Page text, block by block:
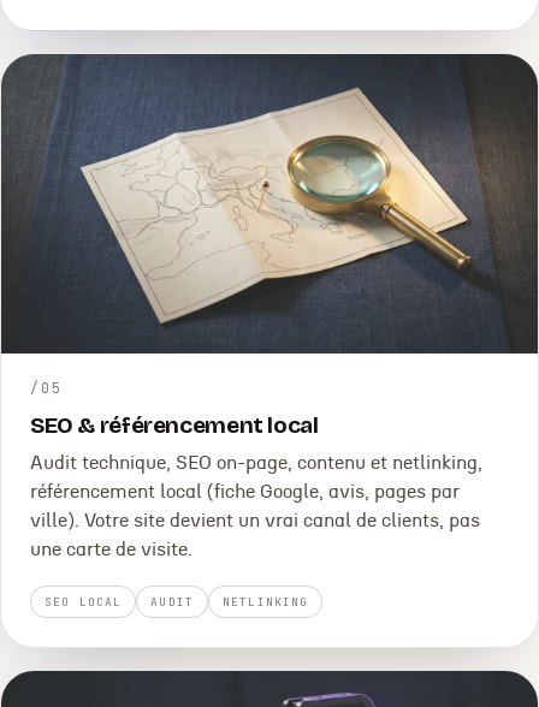
/ 05
SEO & référencement local
Audit technique, SEO on-page, contenu et netlinking,
référencement local (fiche Google, avis, pages par
ville). Votre site devient un vrai canal de clients, pas
une carte de visite.
SEO LOCAL AUDIT NETLINKING